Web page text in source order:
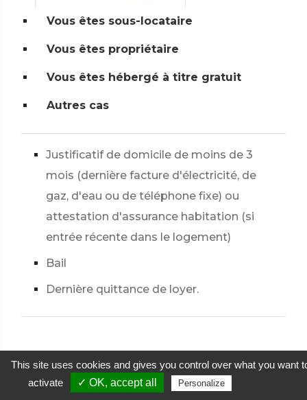
Vous êtes sous-locataire
Vous êtes propriétaire
Vous êtes hébergé à titre gratuit
Autres cas
Justificatif de domicile de moins de 3
mois (dernière facture d'électricité, de
gaz, d'eau ou de téléphone fixe) ou
attestation d'assurance habitation (si
entrée récente dans le logement)
Bail
Dernière quittance de loyer.
Transmettre votre dossier
à l'Office français de
This site uses cookies and gives you control over what you want
activate
✓ OK, accept all Personalize